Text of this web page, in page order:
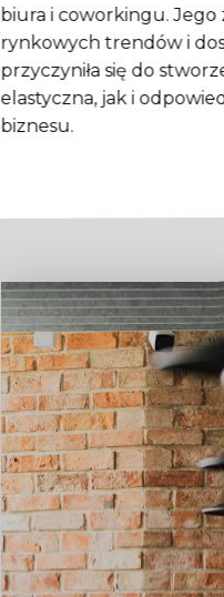
biura i coworkingu.
rynkowych trendów i
przyczyniła się do
elastyczna, jak i
biznesu.